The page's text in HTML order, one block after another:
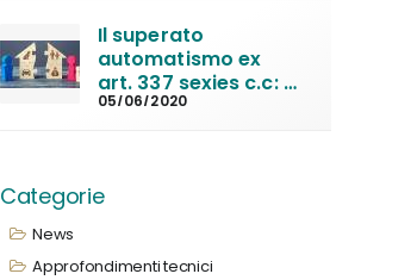
Il superato
automatismo ex
art. 337 sexies c.c:
la nuova
05/06/2020
Categorie
News
Approfondimenti tecnici